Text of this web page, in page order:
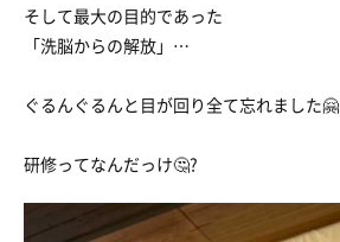
そして最大の目的であった
「洗脳からの解放」…
ぐるんぐるんと目が回り全て忘れました🤗
研修ってなんだっけ🤔?